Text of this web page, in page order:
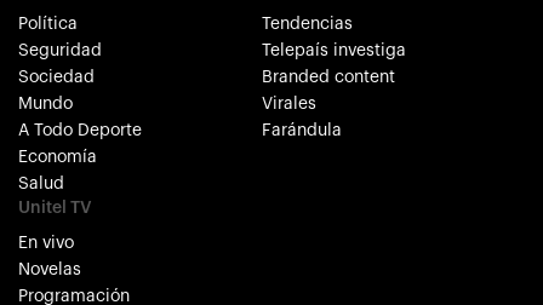
Política
Seguridad
Sociedad
Mundo
A Todo Deporte
Economía
Salud
Tendencias
Telepaís investiga
Branded content
Virales
Farándula
Unitel TV
En vivo
Novelas
Programación